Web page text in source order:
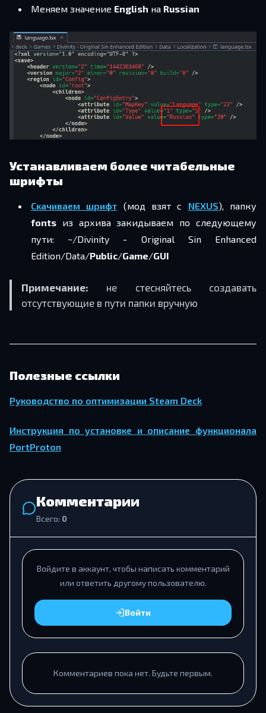
Меняем значение English на Russian
Устанавливаем более читабельные
шрифты
Скачиваем шрифт (мод взят с NEXUS), папку
fonts из архива закидываем по следующему
пути: ~/Divinity - Original Sin Enhanced
Edition/Data/Public/Game/GUI
Примечание: не стесняйтесь создавать
отсутствующие в пути папки вручную
Полезные ссылки
Руководство по оптимизации Steam Deck
Инструкция по установке и описание функционала
PortProton
Комментарии
Всего: 0
Войдите в аккаунт, чтобы написать комментарий
или ответить другому пользователю.
Войти
Комментариев пока нет. Будьте первым.